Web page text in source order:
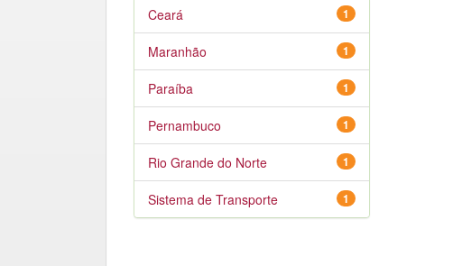
1
Ceará
1
Maranhão
1
Paraíba
1
Pernambuco
1
Rio Grande do Norte
1
Sistema de Transporte